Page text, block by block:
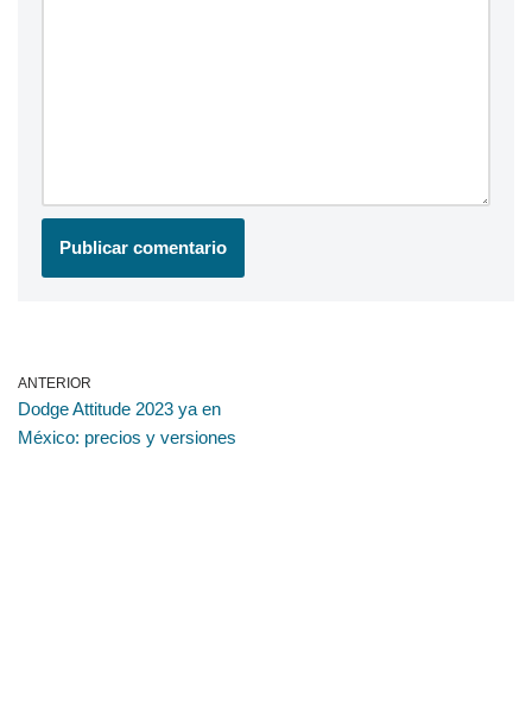
ANTERIOR
Dodge Attitude 2023 ya en
México: precios y versiones